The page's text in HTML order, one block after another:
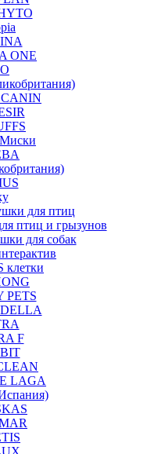
ONE
для птиц
птиц и грызунов
для собак
клетки
PETS
F
LAGA